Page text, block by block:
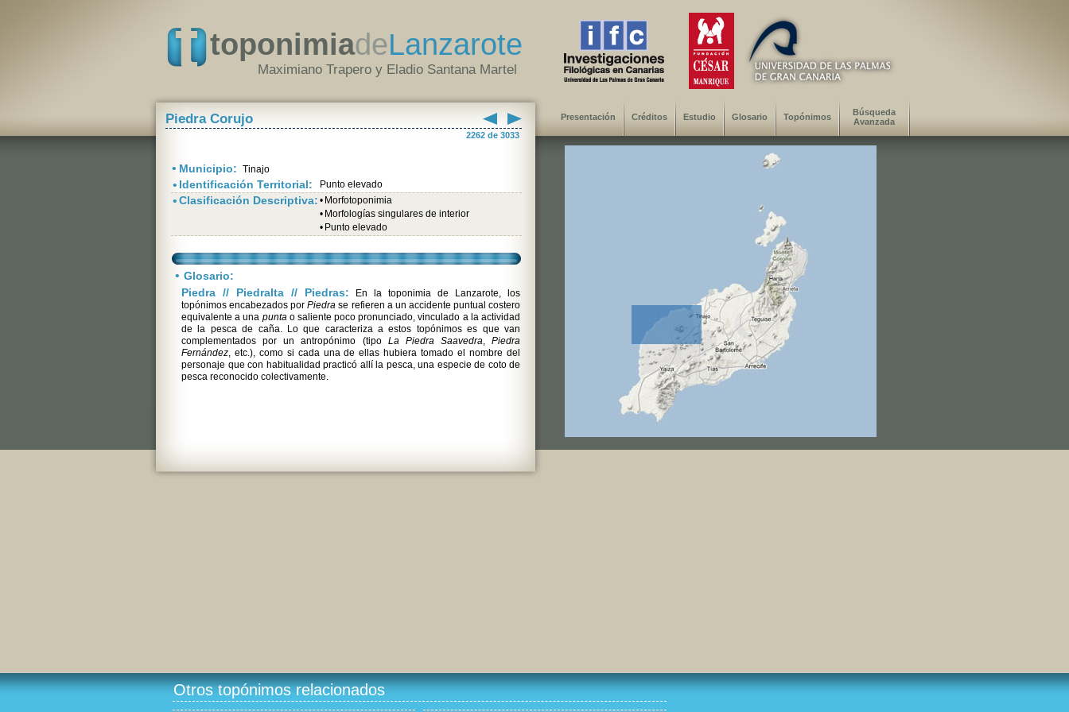
toponimiadeLanzarote
Maximiano Trapero y Eladio Santana Martel
Piedra Corujo
2262 de 3033
• Municipio: Tinajo
• Identificación Territorial: Punto elevado
•Clasificación Descriptiva: • Morfotoponimia
• Morfologías singulares de interior
• Punto elevado
• Glosario:
Piedra // Piedralta // Piedras: En la toponimia de Lanzarote, los
topónimos encabezados porPiedra se refieren a un accidente puntual costero
equivalente a una puntao saliente poco pronunciado, vinculado a la actividad
de la pesca de caña. Lo que caracteriza a estos topónimos es que van
complementados por un antropónimo (tipo La Piedra Saavedra, Piedra
Fernández, etc.), como si cada una de ellas hubiera tomado el nombre del
personaje que con habitualidad practicó allí la pesca, una especie de coto de
pesca reconocido colectivamente.
Presentación Créditos Estudio Glosario Topónimos
Búsqueda
Avanzada
Otros topónimos relacionados